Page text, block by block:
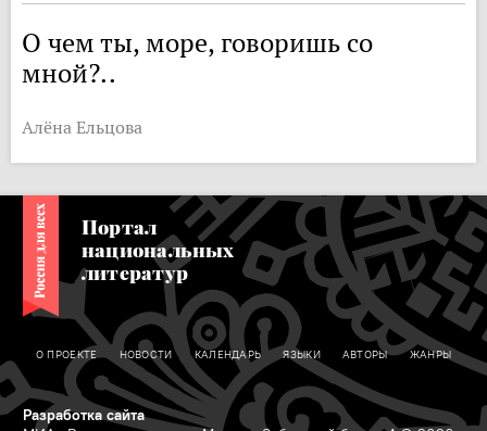
О чем ты, море, говоришь со
мной?..
Алёна Ельцова
Портал
национальных
литератур
О ПРОЕКТЕ НОВОСТИ КАЛЕНДАРЬ ЯЗЫКИ АВТОРЫ ЖАНРЫ
Разработка сайта